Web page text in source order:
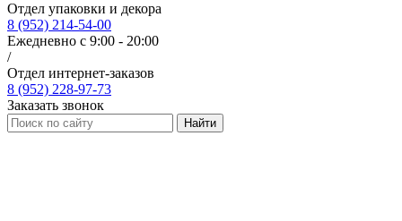
Отдел упаковки и декора
8 (952) 214-54-00
Ежедневно с 9:00 - 20:00
/
Отдел интернет-заказов
8 (952) 228-97-73
Заказать звонок
Найти